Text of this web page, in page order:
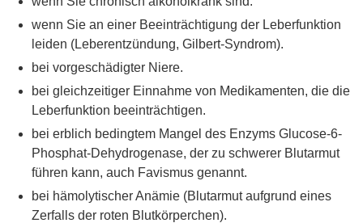
wenn Sie an einer Beeinträchtigung der Leberfunktion
leiden (Leberentzündung, Gilbert-Syndrom).
bei vorgeschädigter Niere.
bei gleichzeitiger Einnahme von Medikamenten, die die
Leberfunktion beeinträchtigen.
bei erblich bedingtem Mangel des Enzyms Glucose-6-
Phosphat-Dehydrogenase, der zu schwerer Blutarmut
führen kann, auch Favismus genannt.
bei hämolytischer Anämie (Blutarmut aufgrund eines
Zerfalls der roten Blutkörperchen).